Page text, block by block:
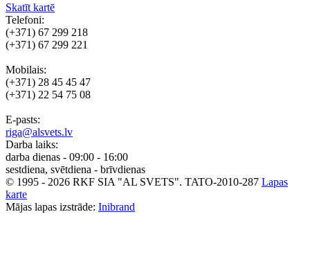
Skatīt kartē
Telefoni:
(+371) 67 299 218
(+371) 67 299 221
Mobilais:
(+371) 28 45 45 47
(+371) 22 54 75 08
E-pasts:
riga@alsvets.lv
Darba laiks:
darba dienas - 09:00 - 16:00
sestdiena, svētdiena - brīvdienas
© 1995 - 2026 RKF SIA "AL SVETS". TATO-2010-287 Lapas
karte
Mājas lapas izstrāde: Inibrand